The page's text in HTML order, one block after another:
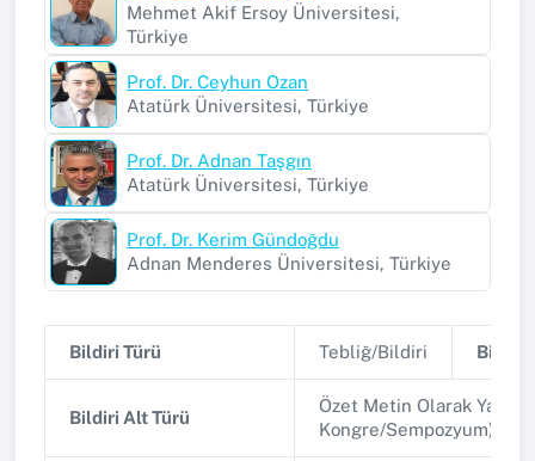
Mehmet Akif Ersoy Üniversitesi,
Türkiye
Prof. Dr. Ceyhun Ozan
Atatürk Üniversitesi, Türkiye
Prof. Dr. Adnan Taşgın
Atatürk Üniversitesi, Türkiye
Prof. Dr. Kerim Gündoğdu
Adnan Menderes Üniversitesi, Türkiye
Bildiri Türü Tebliğ/Bildiri Bildiri
Bildiri Alt Türü
Özet Metin Olarak
Kongre/Sempozyum)